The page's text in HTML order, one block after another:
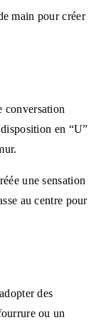
main pour créer
conversation
en “U”
une sensation
au centre pour
des
ou un